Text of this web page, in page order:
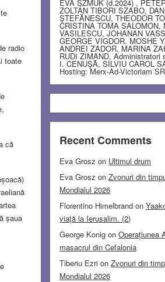
radio
toate
că
șaua
EVA SZMUK (d.2024) ,
ZOLTÁN TIBORI SZABO,
ŞTEFĂNESCU, THEODOR
CRISTINA TOMA SALOMON,
VASILESCU, JOHANAN
GEORGE VIGDOR, MOSHE
ANDREI ZADOR, MARINA
RUDI ZIMAND, Administratori
I. CENUŞĂ, SILVIU CAROL
Hosting: Merx-Ad-Victoriam
Recent Comments
Eva Grosz on Ultimul drum
Eva Grosz onZvonuri din
Mondialul 2026
Florentino Himelbrand on
viață la Ierusalim. (2)
George Konig onOperațiunea
masacrul din Cefalonia
Tiberiu Ezri onZvonuri din
Mondialul 2026